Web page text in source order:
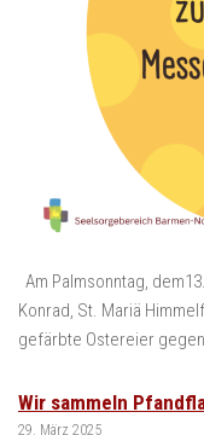
Am Palmsonntag,
Konrad, St. Mariä
gefärbte Ostereier
Wir sammeln
29. März 2025